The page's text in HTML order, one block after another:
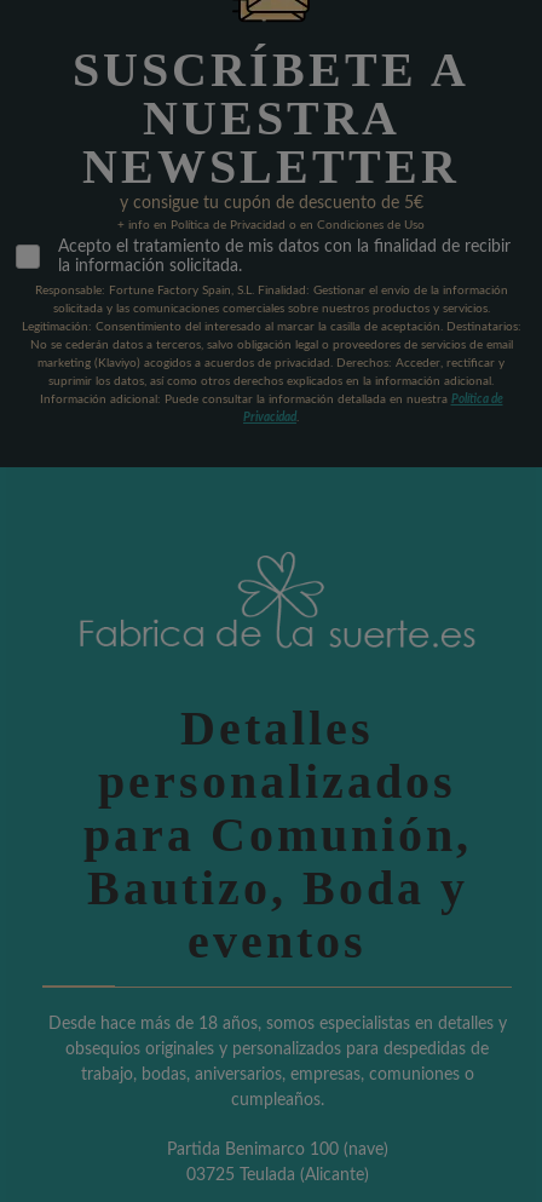
SUSCRÍBETE A
NUESTRA
NEWSLETTER
y consigue tu cupón de descuento de 5€
+ info en Política de Privacidad o en Condiciones de Uso
Acepto el tratamiento de mis datos con la finalidad de recibir
la información solicitada.
Responsable: Fortune Factory Spain, S.L. Finalidad: Gestionar el envío de la información
solicitada y las comunicaciones comerciales sobre nuestros productos y servicios.
Legitimación: Consentimiento del interesado al marcar la casilla de aceptación. Destinatarios:
No se cederán datos a terceros, salvo obligación legal o proveedores de servicios de email
marketing (Klaviyo) acogidos a acuerdos de privacidad. Derechos: Acceder, rectificar y
suprimir los datos, así como otros derechos explicados en la información adicional.
Información adicional: Puede consultar la información detallada en nuestra Política de
Privacidad
Detalles
personalizados
para Comunión,
Bautizo, Boda y
eventos
Desde hace más de 18 años, somos especialistas en detalles y
obsequios originales y personalizados para despedidas de
trabajo, bodas, aniversarios, empresas, comuniones o
cumpleaños.
Partida Benimarco 100 (nave)
03725 Teulada (Alicante)